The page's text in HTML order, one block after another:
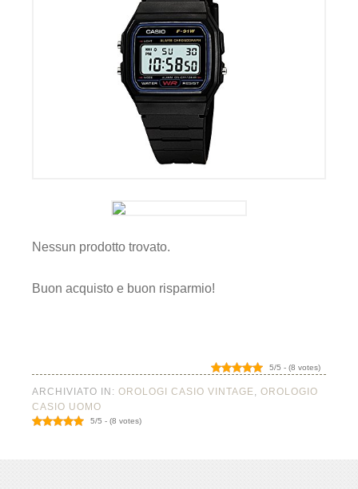
Nessun prodotto trovato.
Buon acquisto e buon risparmio!
5/5 - (8 votes)
ARCHIVIATO IN: OROLOGI CASIO VINTAGE
OROLOGIO
CASIO UOMO
5/5 - (8 votes)